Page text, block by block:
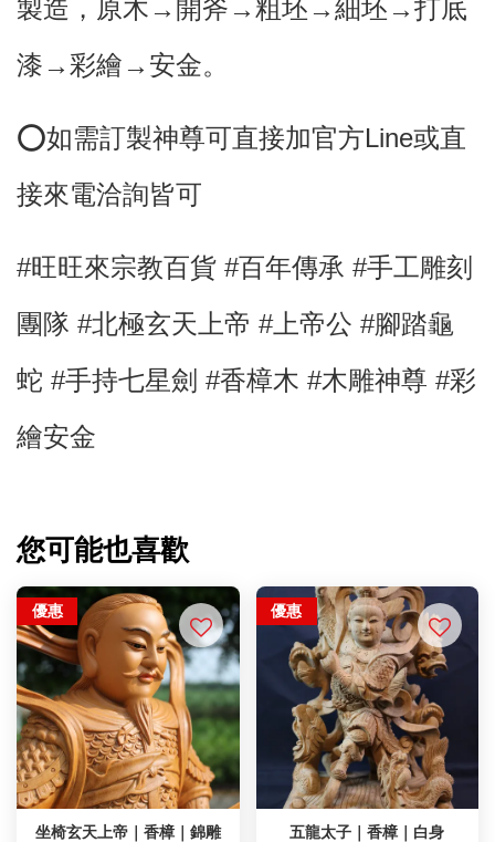
製造，原木→開斧→粗坯→細坯→打底
漆→彩繪→安金。
⭕如需訂製神尊可直接加官方Line或直
接來電洽詢皆可
#旺旺來宗教百貨 #百年傳承 #手工雕刻
團隊 #北極玄天上帝 #上帝公 #腳踏龜
蛇 #手持七星劍 #香樟木 #木雕神尊 #彩
繪安金
您可能也喜歡
優惠
坐椅玄天上帝｜香樟｜錦雕
優惠
五龍太子｜香樟｜白身